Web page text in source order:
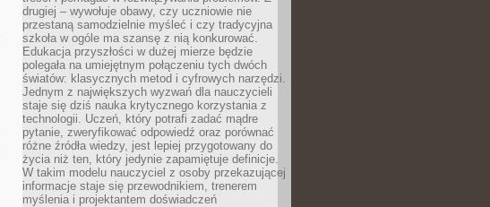
drugiej – wywołuje obawy, czy uczniowie nie
przestaną samodzielnie myśleć i czy tradycyjna
szkoła w ogóle ma szansę z nią konkurować.
Edukacja przyszłości w dużej mierze będzie
polegała na umiejętnym połączeniu tych dwóch
światów: klasycznych metod i cyfrowych narzędzi.
Jednym z największych wyzwań dla nauczycieli
staje się dziś nauka krytycznego korzystania z
technologii. Uczeń, który potrafi zadać mądre
pytanie, zweryfikować odpowiedź oraz porównać
różne źródła wiedzy, jest lepiej przygotowany do
życia niż ten, który jedynie zapamiętuje definicje.
W takim modelu nauczyciel z osoby przekazującej
informacje staje się przewodnikiem, trenerem
myślenia i projektantem doświadczeń